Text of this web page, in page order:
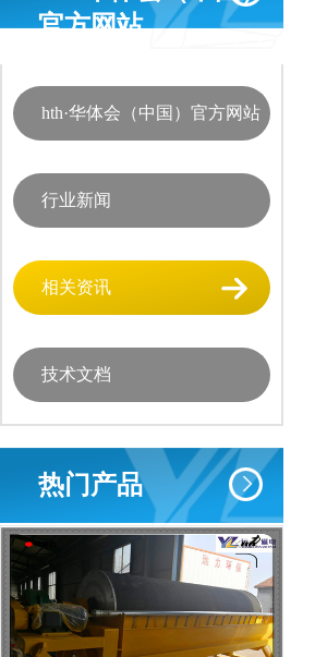
官方网站
hth·华体会（中国）官方网站
行业新闻
相关资讯
技术文档
热门产品